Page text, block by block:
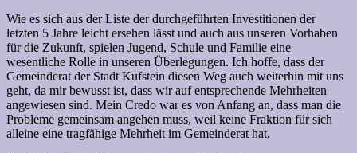
Wie es sich aus der Liste der durchgeführten Investitionen der
letzten 5 Jahre leicht ersehen lässt und auch aus unseren Vorhaben
für die Zukunft, spielen Jugend, Schule und Familie eine
wesentliche Rolle in unseren Überlegungen. Ich hoffe, dass der
Gemeinderat der Stadt Kufstein diesen Weg auch weiterhin mit uns
geht, da mir bewusst ist, dass wir auf entsprechende Mehrheiten
angewiesen sind. Mein Credo war es von Anfang an, dass man die
Probleme gemeinsam angehen muss, weil keine Fraktion für sich
alleine eine tragfähige Mehrheit im Gemeinderat hat.